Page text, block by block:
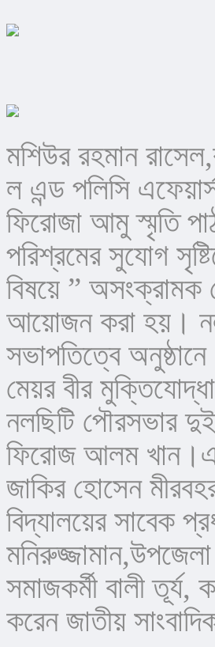
মশিউর রহমান
ল এন্ড পলিসি
ফিরোজা আমু স্মৃতি
পরিশ্রমের সুযোগ
বিষয়ে ” অসংক্রামক
আয়োজন করা হয়।
সভাপতিত্বে
মেয়র বীর
নলছিটি পৌরসভার
ফিরোজ আলম
জাকির হোসেন
বিদ্যালয়ের সাবেক
সমাজকর্মী বালী তূর্য,
করেন জাতীয়